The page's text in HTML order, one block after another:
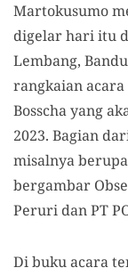
Martokusumo
digelar hari itu
Lembang,
rangkaian
Bosscha yang
2023. Bagian
misalnya
bergambar
Peruri dan PT
Di buku acara